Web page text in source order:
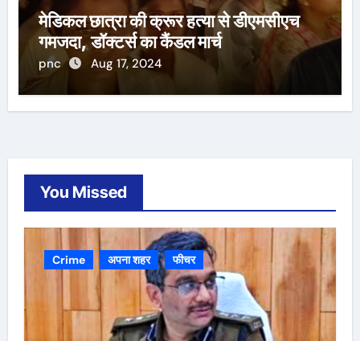
मेडिकल छात्रा की क्रूर हत्या से डीएमसीएच
गमजदा, डॉक्टर्स का कैंडल मार्च
pnc Aug 17, 2024
You Missed
Crime अपना शहर फीचर